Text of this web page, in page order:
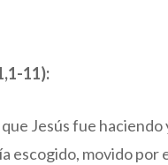
11):
Jesús fue haciendo
escogido, movido por